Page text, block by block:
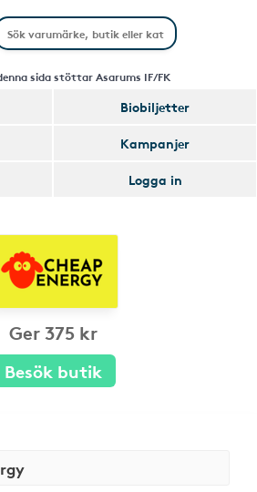
sida stöttar Asarums IF/FK
Biobiljetter
Kampanjer
Logga in
Ger 375 kr
Besök butik